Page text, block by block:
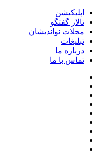
اپلیکیشن
تالار گفتگو
مجلات نواندیشان
تبلیغات
درباره ما
تماس با ما